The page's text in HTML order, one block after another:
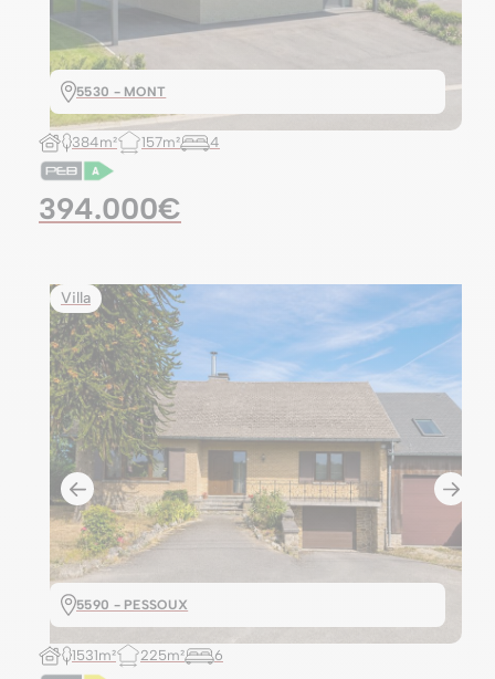
5530 - MONT
384m² 157m² 4
394.000€
Villa
5590 - PESSOUX
1531m² 225m² 6